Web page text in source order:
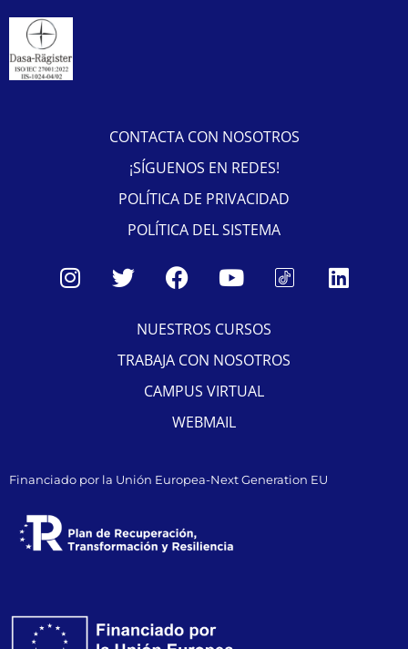
CONTACTA CON NOSOTROS
¡SÍGUENOS EN REDES!
POLÍTICA DE PRIVACIDAD
POLÍTICA DEL SISTEMA
NUESTROS CURSOS
TRABAJA CON NOSOTROS
CAMPUS VIRTUAL
WEBMAIL
Financiado por la Unión Europea-Next Generation EU